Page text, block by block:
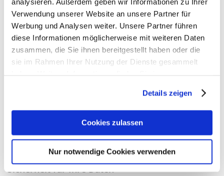
Verwendung unserer Website an unsere Partner für
Werbung und Analysen weiter. Unsere Partner führen
diese Informationen möglicherweise mit weiteren Daten
zusammen, die Sie ihnen bereitgestellt haben oder die
sie im Rahmen Ihrer Nutzung der Dienste gesammelt
Details zeigen
Cookies zulassen
Nur notwendige Cookies verwenden
Kauf auf Rechnung
Sofort
Trusted Shops Käuferschutz
Unser Online-Shop wurde von Trusted Shops erfolgreich
Sicherheit für Ihre Daten